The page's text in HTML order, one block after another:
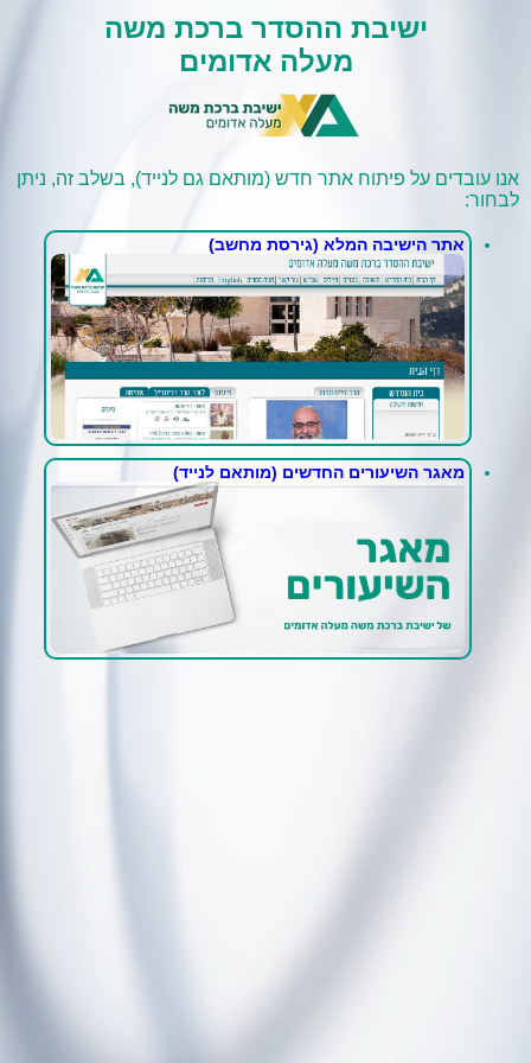
ישיבת ההסדר ברכת משה
מעלה אדומים
אנו עובדים על פיתוח אתר חדש (מותאם גם לנייד), בשלב זה, ניתן
לבחור:
אתר הישיבה המלא (גירסת מחשב)
מאגר השיעורים החדשים (מותאם לנייד)